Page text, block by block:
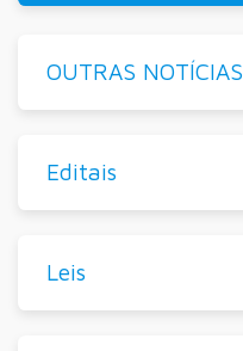
OUTRAS NOTÍCIAS
Editais
Leis